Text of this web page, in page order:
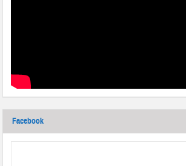
Facebook